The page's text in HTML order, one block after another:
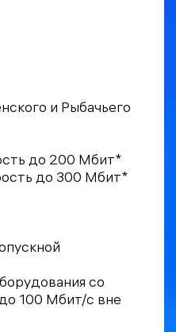
и Рыбачьего
до 200 Мбит*
до 300 Мбит*
со
100 Мбит/с вне